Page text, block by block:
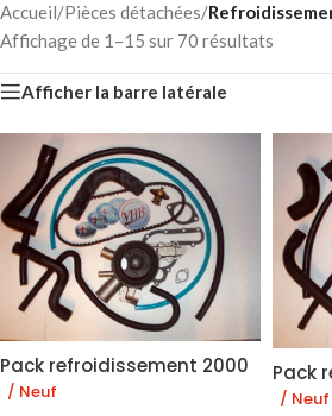
Accueil/Pièces détachées/
Affichage de 1–15 sur 70 résultats
Afficher la barre latérale
Pack refroidissement 2000
/ Neuf
Pack
/ Neuf